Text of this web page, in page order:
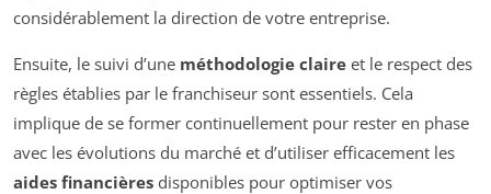
considérablement la direction de votre entreprise.
Ensuite, le suivi d’une méthodologie claire et le respect des
règles établies par le franchiseur sont essentiels. Cela
implique de se former continuellement pour rester en phase
avec les évolutions du marché et d’utiliser efficacement les
aides financières disponibles pour optimiser vos